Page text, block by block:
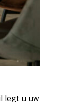
legt u uw